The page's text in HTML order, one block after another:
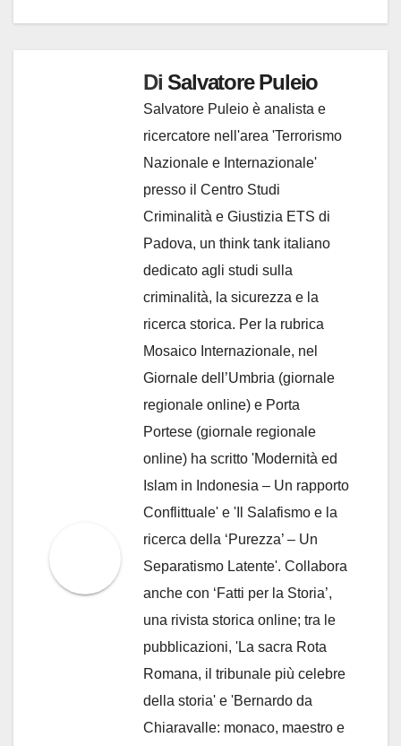
DiSalvatore Puleio
Salvatore Puleio è analista e
ricercatore nell'area 'Terrorismo
Nazionale e Internazionale'
presso il Centro Studi
Criminalità e Giustizia ETS di
Padova, un think tank italiano
dedicato agli studi sulla
criminalità, la sicurezza e la
ricerca storica. Per la rubrica
Mosaico Internazionale, nel
Giornale dell’Umbria (giornale
regionale online) e Porta
Portese (giornale regionale
online) ha scritto 'Modernità ed
Islam in Indonesia – Un rapporto
Conflittuale' e 'Il Salafismo e la
ricerca della ‘Purezza’ – Un
Separatismo Latente'. Collabora
anche con ‘Fatti per la Storia’,
una rivista storica online; tra le
pubblicazioni, 'La sacra Rota
Romana, il tribunale più celebre
della storia' e 'Bernardo da
Chiaravalle: monaco, maestro e